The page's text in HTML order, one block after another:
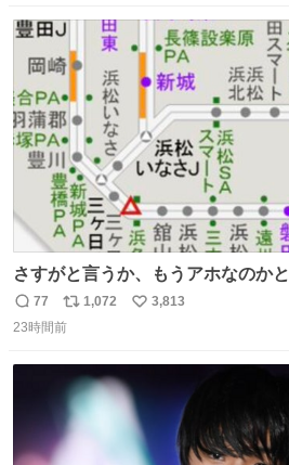
ト
数
さすがと言うか、もうアホなのかと
返
信
77
リ
ポ
ト
数
1,072
い
3,813
23時間前